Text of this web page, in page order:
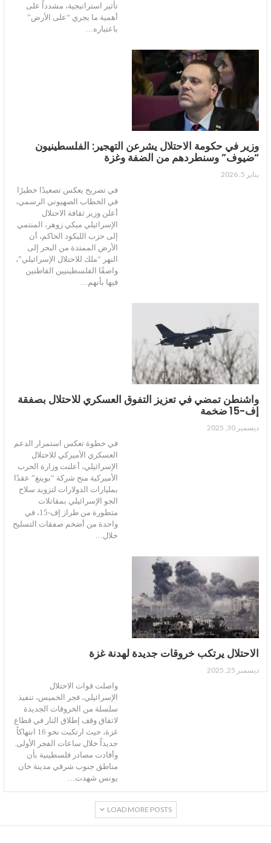
تأثير استراتيجية، مشدداً على
أهمية ما يجري “على الأرض”
باعتباره…
وزير في حكومة الاحتلال يشرعن التهجير: الفلسطينيون
“ضيوف” وسنطردهم من الضفة وغزة
يناير 5, 2026
في تصريح يعكس تصعيدًا خطيرًا
في الخطاب الصهيوني الرسمي،
أعلن وزير ثقافة الاحتلال
الإسرائيلي ميكي زوهر، المنتمي
إلى حزب الليكود الحاكم، أن
الأرض الممتدة من البحر إلى
النهر “ملك للاحتلال الإسرائيلي”،
واصفًا الفلسطينيين القاطنين
فيها بأنهم…
واشنطن تمضي في تعزيز التفوق العسكري للاحتلال بصفقة
إف-15 ضخمة
ديسمبر 30, 2025
في خطوة تعكس استمرار الدعم
العسكري الأميركي للاحتلال
الإسرائيلي، أعلنت وزارة الحرب
الأميركية منح شركة “بوينغ” عقدًا
بمليارات الدولارات لتزويد سلاح
الجو الإسرائيلي بمقاتلات
متطورة من طراز إف-15، في
واحدة من أضخم صفقات التسليح
خلال…
الاحتلال يرتكب خروقات جديدة لهدنة غزة
ديسمبر 25, 2025
واصلت قوات الاحتلال
الإسرائيلي، فجر الخميس، تنفيذ
سلسلة من الخروقات الجديدة
لاتفاق وقف إطلاق النار في قطاع
غزة، حيث ارتكبت نحو 16 انتهاكاً
جديداً خلال ساعات الفجر الأولى.
وأفادت مصادر فلسطينية بأن
مناطق جنوب شرقي مدينة خان
يونس شهدت…
LOAD MORE POSTS